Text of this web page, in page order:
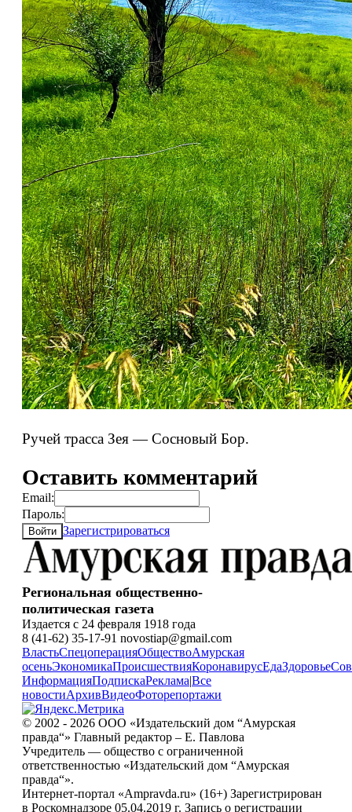
Ручей трасса Зея — Сосновый Бор.
Оставить комментарий
Email:
Пароль:
Войти Зарегистрироваться
Региональная общественно-
политическая газета
Издается с 24 февраля 1918 года
8 (41-62) 35-17-91 novostiap@gmail.com
ВластьСпецоперацияОбществоАмурская
осеньЭкономикаПроисшествияКоронавирусЕдаЗдоровье
ИнформацияПодпискаРеклама|Все
новостиАрхивВидеоФоторепортажи
© 2002 - 2026 ООО «Издательский дом “Амурская
правда“» Главный редактор – Е. Павлова
Учредитель — общество с ограниченной
ответственностью «Издательский дом “Амурская
правда“».
Интернет-портал «Ampravda.ru» (16+) Зарегистрирован
в Роскомнадзоре 05.04.2019 г. Запись о регистрации